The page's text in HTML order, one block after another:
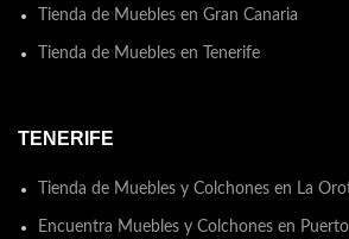
Tienda de Muebles en Gran Canaria
Tienda de Muebles en Tenerife
TENERIFE
Tienda de Muebles y Colchones en La
Encuentra Muebles y Colchones en